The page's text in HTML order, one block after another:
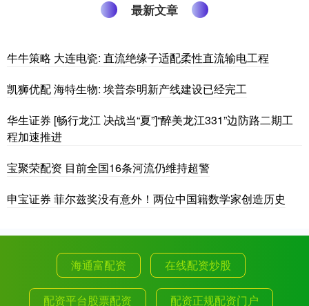
最新文章
牛牛策略 大连电瓷: 直流绝缘子适配柔性直流输电工程
凯狮优配 海特生物: 埃普奈明新产线建设已经完工
华生证券 [畅行龙江 决战当“夏”]“醉美龙江331”边防路二期工
程加速推进
宝聚荣配资 目前全国16条河流仍维持超警
申宝证券 菲尔兹奖没有意外！两位中国籍数学家创造历史
海通富配资 在线配资炒股
配资平台股票配资 配资正规配资门户